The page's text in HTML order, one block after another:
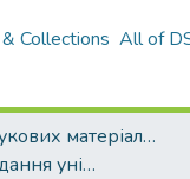
Collections All of
Архів наукових матеріалів
Періодичні видання університету